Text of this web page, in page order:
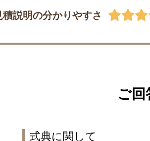
積説明の分かりやすさ
ご
式典に関して